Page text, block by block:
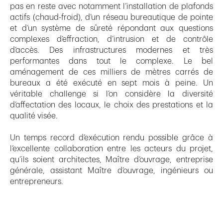
pas en reste avec notamment l’installation de plafonds
actifs (chaud-froid), d’un réseau bureautique de pointe
et d’un système de sûreté répondant aux questions
complexes d’effraction, d’intrusion et de contrôle
d’accès. Des infrastructures modernes et très
performantes dans tout le complexe. Le bel
aménagement de ces milliers de mètres carrés de
bureaux a été exécuté en sept mois à peine. Un
véritable challenge si l’on considère la diversité
d’affectation des locaux, le choix des prestations et la
qualité visée.
Un temps record d’exécution rendu possible grâce à
l’excellente collaboration entre les acteurs du projet,
qu’ils soient architectes, Maître d’ouvrage, entreprise
générale, assistant Maître d’ouvrage, ingénieurs ou
entrepreneurs.